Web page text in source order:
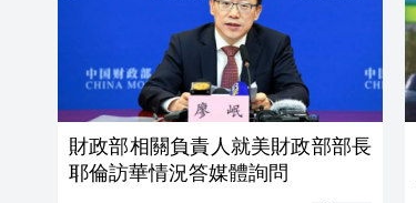
財政部相關負責人就美財政部部長
耶倫訪華情況答媒體詢問